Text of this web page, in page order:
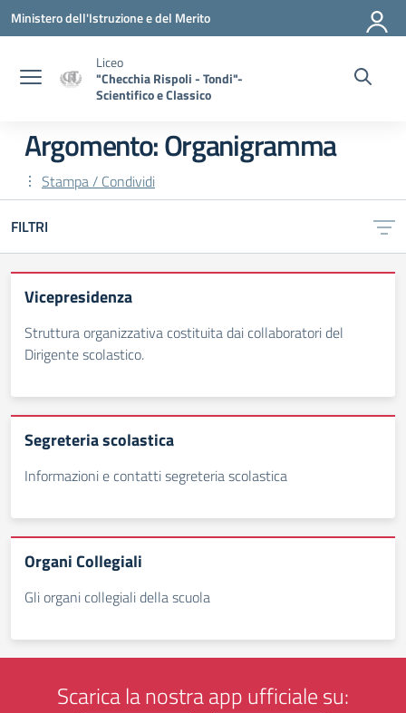
Vai ai contenuti
Vai al menu di navigazione
Vai al footer
Ministero dell'Istruzione e del Merito
Liceo
"Checchia Rispoli - Tondi"-
Scientifico e Classico
Argomento: Organigramma
Stampa / Condividi
FILTRI
Vicepresidenza
Struttura organizzativa costituita dai collaboratori del
Dirigente scolastico.
Segreteria scolastica
Informazioni e contatti segreteria scolastica
Organi Collegiali
Gli organi collegiali della scuola
Scarica la nostra app ufficiale su: